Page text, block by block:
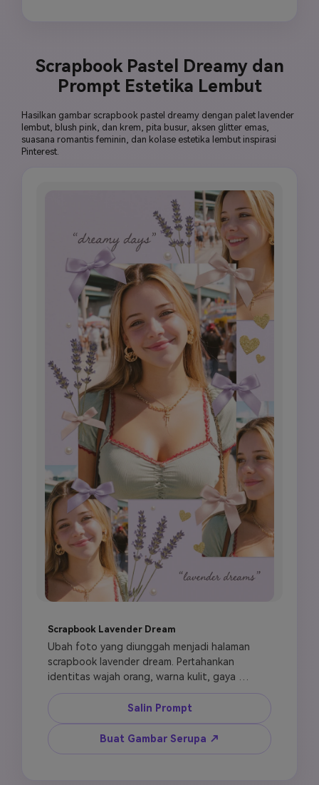
alami lembut, grain film ringan, dan suasana
nostalgia perjalanan klasik. Vertikal 9:16,
estetika scrapbook kartu pos vintage.
Scrapbook Pastel Dreamy dan
Prompt Estetika Lembut
Hasilkan gambar scrapbook pastel dreamy dengan palet lavender
lembut, blush pink, dan krem, pita busur, aksen glitter emas,
suasana romantis feminin, dan kolase estetika lembut inspirasi
Pinterest.
Scrapbook Lavender Dream
Ubah foto yang diunggah menjadi halaman
scrapbook lavender dream. Pertahankan
identitas wajah orang, warna kulit, gaya
rambut, riasan, dan aksesori. Buat kolase
berlapis lembut dengan 3 hingga 5 panel foto
yang disusun di latar belakang kertas lavender
pucat. Tambahkan pita busur satin halus,
ranting lavender dipres, stiker aksen mutiara
Salin Prompt
Buat Gambar Serupa ↗